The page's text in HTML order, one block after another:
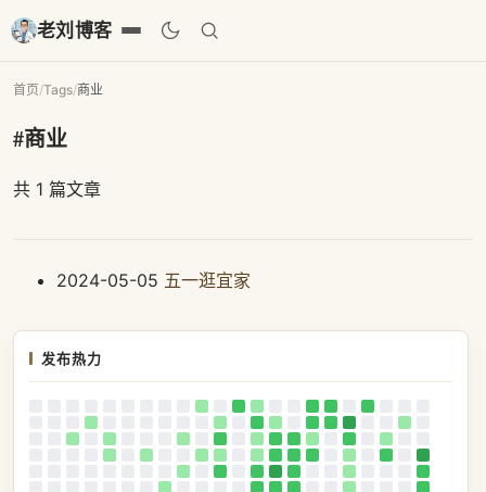
老刘博客
首页/Tags/商业
#商业
共 1 篇文章
2024-05-05 五一逛宜家
发布热力